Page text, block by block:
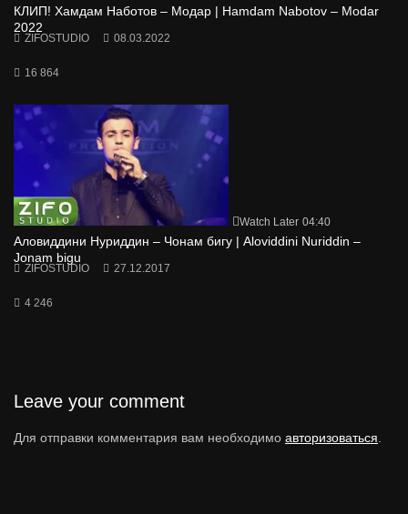
КЛИП! Хамдам Наботов – Модар | Hamdam Nabotov – Modar
2022
ZIFOSTUDIO 08.03.2022
16 864
Watch Later 04:40
Аловиддини Нуриддин – Чонам бигу | Aloviddini Nuriddin –
Jonam bigu
ZIFOSTUDIO 27.12.2017
4 246
Leave your comment
Для отправки комментария вам необходимо авторизоваться.